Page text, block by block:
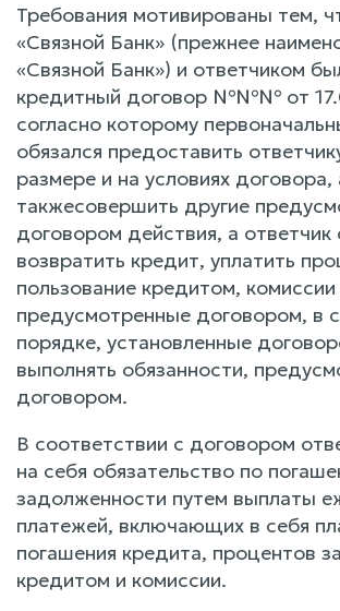
Требования мотивированы тем,
«Связной Банк» (прежнее
«Связной Банк») и ответчиком
кредитный договор №№№ от
согласно которому
обязался предоставить
размере и на условиях договора,
такжесовершить другие
договором действия, а ответчик
возвратить кредит, уплатить
пользование кредитом,
предусмотренные договором, в
порядке, установленные
выполнять обязанности,
договором.
В соответствии с договором
на себя обязательство по
задолженности путем выплаты
платежей, включающих в себя
погашения кредита, процентов
кредитом и комиссии.